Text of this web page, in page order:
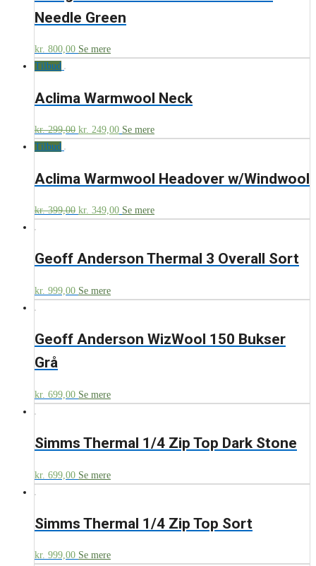
Needle Green
kr. 800,00 Se mere
Tilbud
Aclima Warmwool Neck
kr.299,00 kr. 249,00 Se mere
Tilbud
Aclima Warmwool Headover w/Windwool
kr.399,00 kr. 349,00 Se mere
Geoff Anderson Thermal 3 Overall Sort
kr. 999,00 Se mere
Geoff Anderson WizWool 150 Bukser
Grå
kr. 699,00 Se mere
Simms Thermal 1/4 Zip Top Dark Stone
kr. 699,00 Se mere
Simms Thermal 1/4 Zip Top Sort
kr. 999,00 Se mere